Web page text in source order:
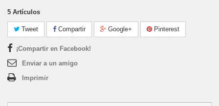
5 Artículos
Tweet Compartir Google+ Pinterest
¡Compartir en Facebook!
Enviar a un amigo
Imprimir